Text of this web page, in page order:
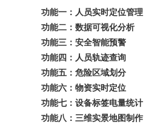
功能一：人员实时定位管理
功能二：数据可视化分析
功能三：安全智能预警
功能四：人员轨迹查询
功能五：危险区域划分
功能六：物资实时定位
功能七：设备标签电量统计
功能八：三维实景地图制作